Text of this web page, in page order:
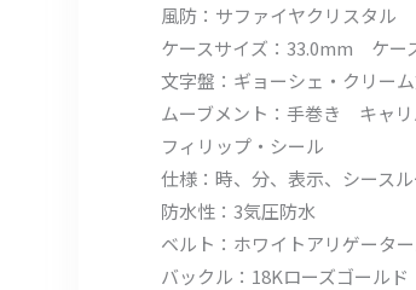
風防：サファイヤクリスタル
ケースサイズ：33.0mm ケー
文字盤：ギョーシェ・クリー
ムーブメント：手巻き キャリ
フィリップ・シール
仕様：時、分、表示、シース
防水性：3気圧防水
ベルト：ホワイトアリゲータ
バックル：18Kローズゴールド